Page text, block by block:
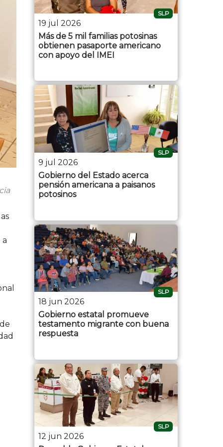
a
SLP
19 jul 2026
Más de 5 mil familias potosinas
obtienen pasaporte americano
con apoyo del IMEI
SLP
9 jul 2026
Gobierno del Estado acerca
pensión americana a paisanos
potosinos
SLP
18 jun 2026
Gobierno estatal promueve
testamento migrante con buena
respuesta
SLP
12 jun 2026